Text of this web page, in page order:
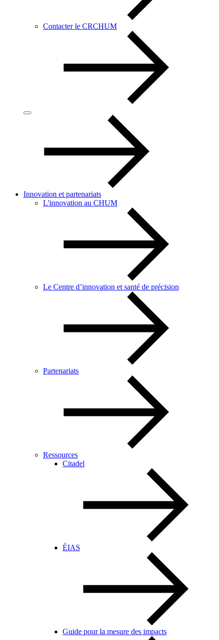
Contacter le CRCHUM
Innovation et partenariats
L'innovation au CHUM
Le Centre d’innovation et santé de précision
Partenariats
Ressources
Citadel
ÉIAS
Guide pour la mesure des impacts